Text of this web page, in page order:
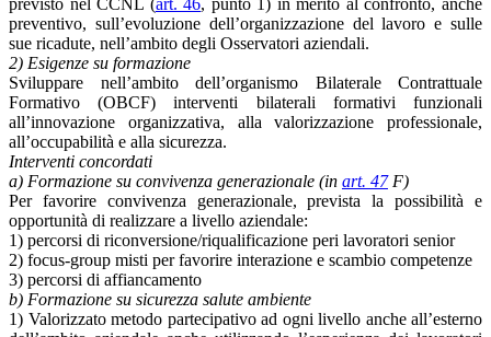
preventivo, sull’evoluzione dell’organizzazione del lavoro e sulle
sue ricadute, nell’ambito degli Osservatori aziendali.
2) Esigenze su formazione
Sviluppare nell’ambito dell’organismo Bilaterale Contrattuale
Formativo (OBCF) interventi bilaterali formativi funzionali
all’innovazione organizzativa, alla valorizzazione professionale,
all’occupabilità e alla sicurezza.
Interventi concordati
a) Formazione su convivenza generazionale (in art. 47F)
Per favorire convivenza generazionale, prevista la possibilità e
opportunità di realizzare a livello aziendale:
1) percorsi di riconversione/riqualificazione peri lavoratori senior
2) focus-group misti per favorire interazione e scambio competenze
3) percorsi di affiancamento
b) Formazione su sicurezza salute ambiente
1) Valorizzato metodo partecipativo ad ogni livello anche all’esterno